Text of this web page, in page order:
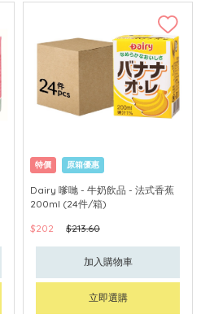
特價 原箱優惠
Dairy 嗲哋 - 牛奶飲品 - 法式香蕉
200ml (24件/箱)
$202
$213.60
加入購物車
立即選購